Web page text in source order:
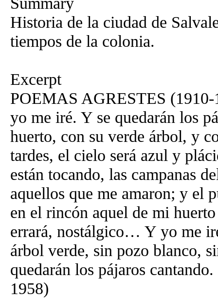
Historia de la ciudad de
tiempos de la colonia.
Excerpt
POEMAS AGRESTES
yo me iré. Y se quedarán los
huerto, con su verde árbol, y
tardes, el cielo será azul y
están tocando, las campanas
aquellos que me amaron; y el
en el rincón aquel de mi
errará, nostálgico… Y yo me
árbol verde, sin pozo blanco,
quedarán los pájaros
1958)